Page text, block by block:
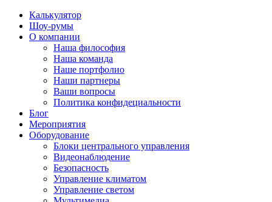
Калькулятор
Шоу-румы
О компании
Наша философия
Наша команда
Наше портфолио
Наши партнеры
Ваши вопросы
Политика конфидециальности
Блог
Мероприятия
Оборудование
Блоки центрального управления
Видеонаблюдение
Безопасность
Управление климатом
Управление светом